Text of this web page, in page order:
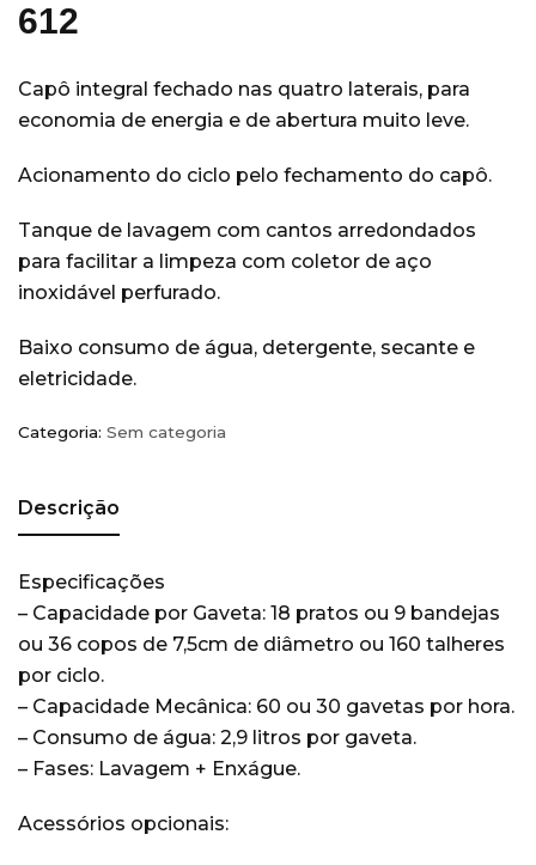
Kimberly Clark
Acessórios
(7)
Álcool Antisséptico (3)
Higiene Pessoal (49)
Papel Higienico (7)
Papel Toalha (16)
Sabonete (6)
Wiper
Lavagem mecânica de louças
Lavanderia
pisos (2)
Sem categoria
Veículos
Wiper (22)
612
Capô integral fechado nas quatro laterais, para
economia de energia e de abertura muito leve.
Acionamento do ciclo pelo fechamento do capô.
Tanque de lavagem com cantos arredondados
para facilitar a limpeza com coletor de aço
inoxidável perfurado.
Baixo consumo de água, detergente, secante e
eletricidade.
Categoria: Sem categoria
Descrição
Especificações
– Capacidade por Gaveta: 18 pratos ou 9 bandejas
ou 36 copos de 7,5cm de diâmetro ou 160 talheres
por ciclo.
– Capacidade Mecânica: 60 ou 30 gavetas por hora.
– Consumo de água: 2,9 litros por gaveta.
– Fases: Lavagem + Enxágue.
Acessórios opcionais: